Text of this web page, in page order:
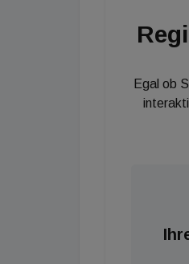
erforderlich."
einhaucht,
Egal ob